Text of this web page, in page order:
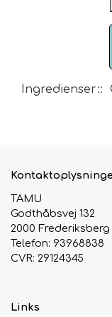
Ingredienser::
TAMU
Godthåbsvej 132
2000 Frederiksberg
Telefon: 93968838
CVR: 29124345
Links